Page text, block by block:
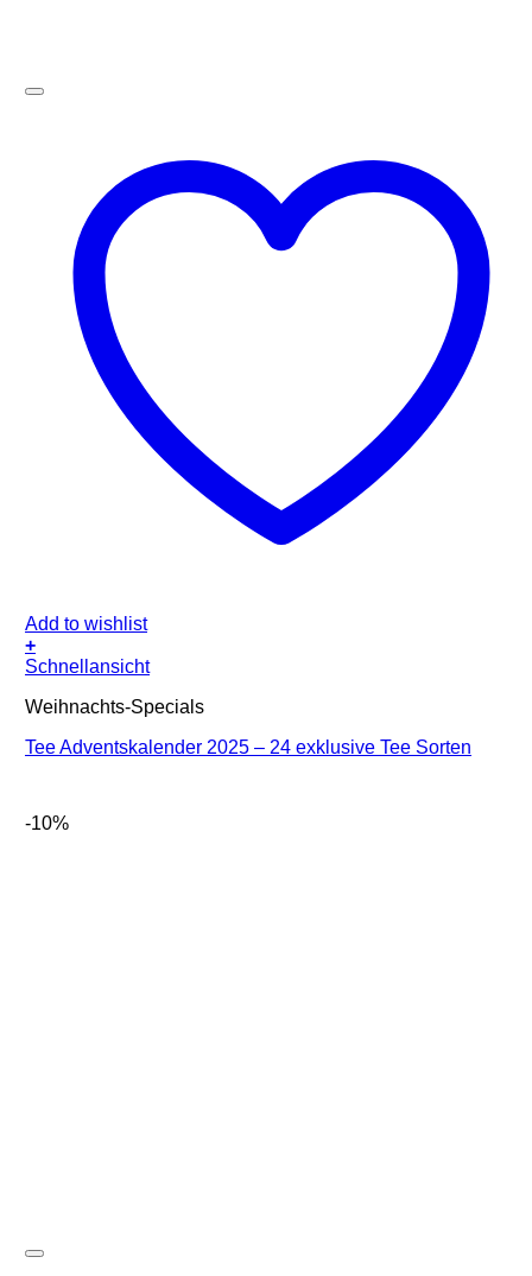
Add to wishlist
+
Schnellansicht
Weihnachts-Specials
Tee Adventskalender 2025 – 24 exklusive Tee Sorten
-10%